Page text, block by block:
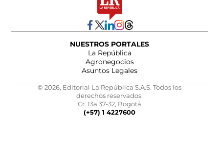
NUESTROS PORTALES
La República
Agronegocios
Asuntos Legales
© 2026, Editorial La República S.A.S. Todos los
derechos reservados.
Cr. 13a 37-32, Bogotá
(+57) 1 4227600